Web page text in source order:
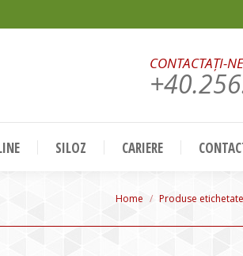
CONTACTAȚI-NE
SILOZ CARIERE
You are here:
Home Produse